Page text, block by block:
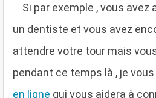
Si par exemple , vous avez
un dentiste et vous avez
attendre votre tour mais
pendant ce temps là , je
en ligne qui vous aidera à